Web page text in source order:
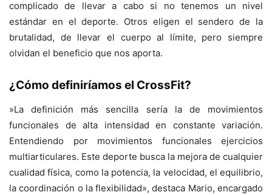
complicado de llevar a cabo si no tenemos un nivel
estándar en el deporte. Otros eligen el sendero de la
brutalidad, de llevar el cuerpo al límite, pero siempre
olvidan el beneficio que nos aporta.
¿Cómo definiríamos el CrossFit?
»La definición más sencilla sería la de movimientos
funcionales de alta intensidad en constante variación.
Entendiendo por movimientos funcionales ejercicios
multiarticulares. Este deporte busca la mejora de cualquier
cualidad física, como la potencia, la velocidad, el equilibrio,
la coordinación o la flexibilidad», destaca Mario, encargado